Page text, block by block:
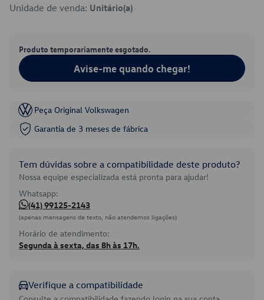
Unidade de venda: Unitário(a)
Produto temporariamente esgotado.
Avise-me quando chegar!
Peça Original Volkswagen
Garantia de 3 meses de fábrica
Tem dúvidas sobre a compatibilidade deste produto?
Nossa equipe especializada está pronta para ajudar!
Whatsapp:
(41) 99125-2143
(apenas mensagens de texto, não atendemos ligações)
Horário de atendimento:
Segunda à sexta, das 8h às 17h.
Verifique a compatibilidade